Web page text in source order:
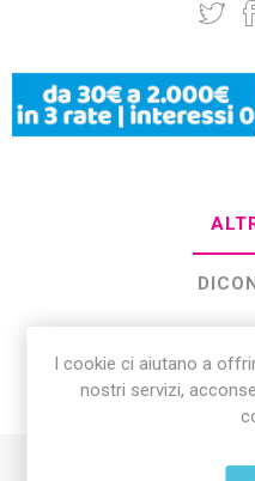
I cookie ci aiutano a
nostri servizi,